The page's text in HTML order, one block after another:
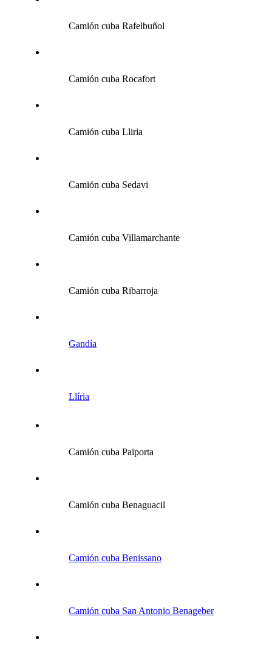
Camión cuba Rafelbuñol
Camión cuba Rocafort
Camión cuba Lliria
Camión cuba Sedavi
Camión cuba Villamarchante
Camión cuba Ribarroja
Gandía
Llíria
Camión cuba Paiporta
Camión cuba Benaguacil
Camión cuba Benissano
Camión cuba San Antonio Benageber